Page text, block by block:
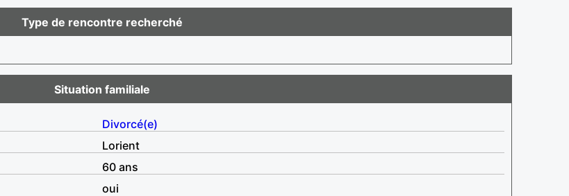
Type de rencontre recherché
Situation familiale
Divorcé(e)
Lorient
60 ans
oui